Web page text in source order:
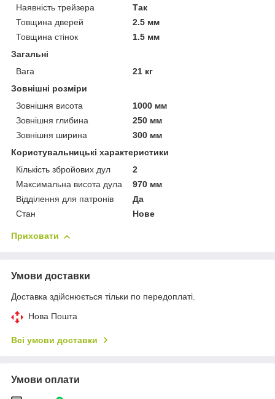
Наявність трейзера
Так
Товщина дверей
2.5 мм
Товщина стінок
1.5 мм
Загальні
Вага
21 кг
Зовнішні розміри
Зовнішня висота
1000 мм
Зовнішня глибина
250 мм
Зовнішня ширина
300 мм
Користувальницькі характеристики
Кількість збройових дул
2
Максимальна висота дула
970 мм
Відділення для патронів
Да
Стан
Нове
Приховати
Умови доставки
Доставка здійснюється тільки по передоплаті.
Нова Пошта
Всі умови доставки
Умови оплати